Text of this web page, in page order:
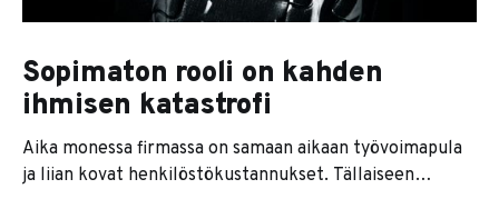
Sopimaton rooli on kahden
ihmisen katastrofi
Aika monessa firmassa on samaan aikaan työvoimapula
ja liian kovat henkilöstökustannukset. Tällaiseen